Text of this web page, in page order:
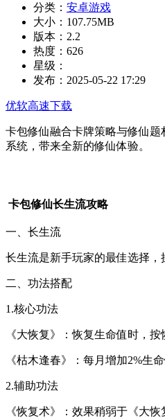
分类： 安卓游戏
大小： 107.75MB
版本： 2.2
热度： 626
星级：
发布： 2025-05-22 17:29
优软高速下载
卡包修仙融合卡牌策略与修仙
系统，带来全新的修仙体验。
卡包修仙长生流攻略
一、长生流
长生流是新手玩家的最佳选择，
二、功法搭配
1.核心功法
《大恢复》：恢复生命值时，
《枯木逢春》：每月增加2%生
2.辅助功法
《恢复术》：效果稍弱于《大